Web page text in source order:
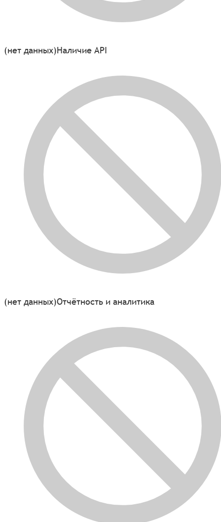
(нет данных)Наличие API
(нет данных)Отчётность и аналитика